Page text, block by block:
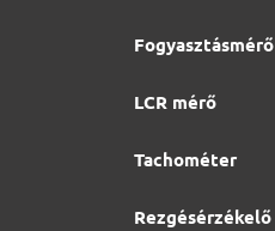
Fogyasztásmérő
LCR mérő
Tachométer
Rezgésérzékelő